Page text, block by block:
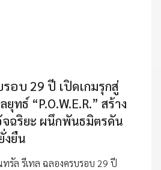
รอบ 29 ปี เปิดเกมรุกสู่
ทธ์ “P.O.W.E.R.” สร้าง
ฉริยะ ผนึกพันธมิตรดัน
งยืน
ทรัล รีเทล ฉลองครบรอบ 29 ปี